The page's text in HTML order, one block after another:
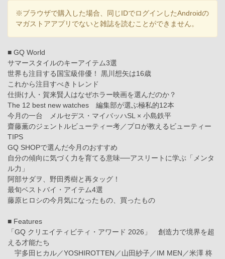
※ブラウザで購入した場合、同じIDでログインしたAndroidの
マガストアアプリでないと雑誌を読むことができません。
■ GQ World
サマースタイルのキーアイテム3選
世界も注目する国宝級俳優！ 黒川想矢は16歳
これから注目すべきトレンド
仕掛け人・賀来賢人はなぜホラー映画を選んだのか？
The 12 best new watches 編集部が選ぶ極私的12本
今月の一台 メルセデス・マイバッハSL × 小島鉄平
齋藤薫のジェントルビューティー考／プロが教えるビューティー
TIPS
GQ SHOPで選んだ今月のおすすめ
自分の傾向に気づく力を育てる意味──アスリートに学ぶ「メンタ
ル力」
阿部サダヲ、野田秀樹と再タッグ！
最旬ベストバイ・アイテム4選
藤原ヒロシの今月気になったもの、買ったもの
■ Features
「GQ クリエイティビティ・アワード 2026」 創造力で境界を超
える才能たち
宇多田ヒカル／YOSHIROTTEN／山田紗子／IM MEN／米澤 柊